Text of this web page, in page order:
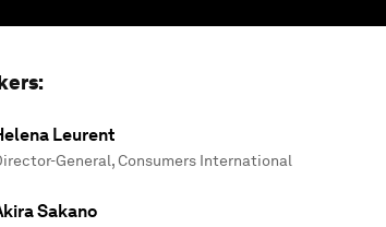
Leurent
General, Consumers International
Sakano